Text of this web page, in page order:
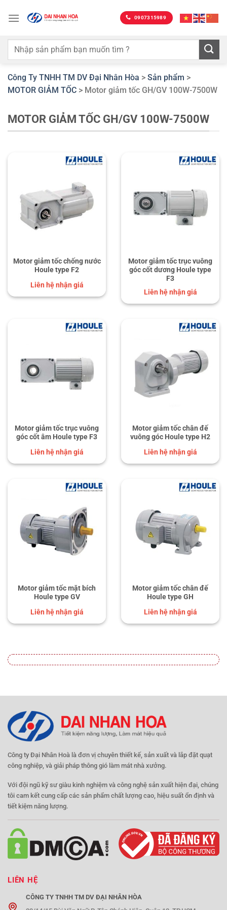
qua
dung
0907315989
Công Ty TNHH TM DV Đại Nhân Hòa > Sản phẩm >
MOTOR GIẢM TỐC > Motor giảm tốc GH/GV 100W-7500W
MOTOR GIẢM TỐC GH/GV 100W-7500W
Motor giảm tốc chống nước
Houle type F2
Liên hệ nhận giá
Motor giảm tốc trục vuông
góc cốt dương Houle type
F3
Liên hệ nhận giá
Motor giảm tốc trục vuông
góc cốt âm Houle type F3
Liên hệ nhận giá
Motor giảm tốc chân đế
vuông góc Houle type H2
Liên hệ nhận giá
Motor giảm tốc mặt bích
Houle type GV
Liên hệ nhận giá
Motor giảm tốc chân đế
Houle type GH
Liên hệ nhận giá
Công ty Đại Nhân Hoà là đơn vị chuyên thiết kế, sản xuất và lắp đặt quạt
công nghiệp, và giải pháp thông gió làm mát nhà xưởng.
Với đội ngũ kỹ sư giàu kinh nghiệm và công nghệ sản xuất hiện đại, chúng
tôi cam kết cung cấp các sản phẩm chất lượng cao, hiệu suất ổn định và
tiết kiệm năng lượng.
LIÊN HỆ
CÔNG TY TNHH TM DV ĐẠI NHÂN HÒA